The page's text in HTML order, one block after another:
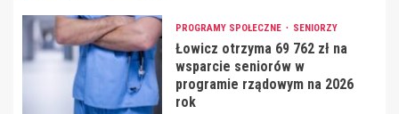
PROGRAMY SPOŁECZNE SENIORZY
Łowicz otrzyma 69 762 zł na
wsparcie seniorów w
programie rządowym na 2026
rok